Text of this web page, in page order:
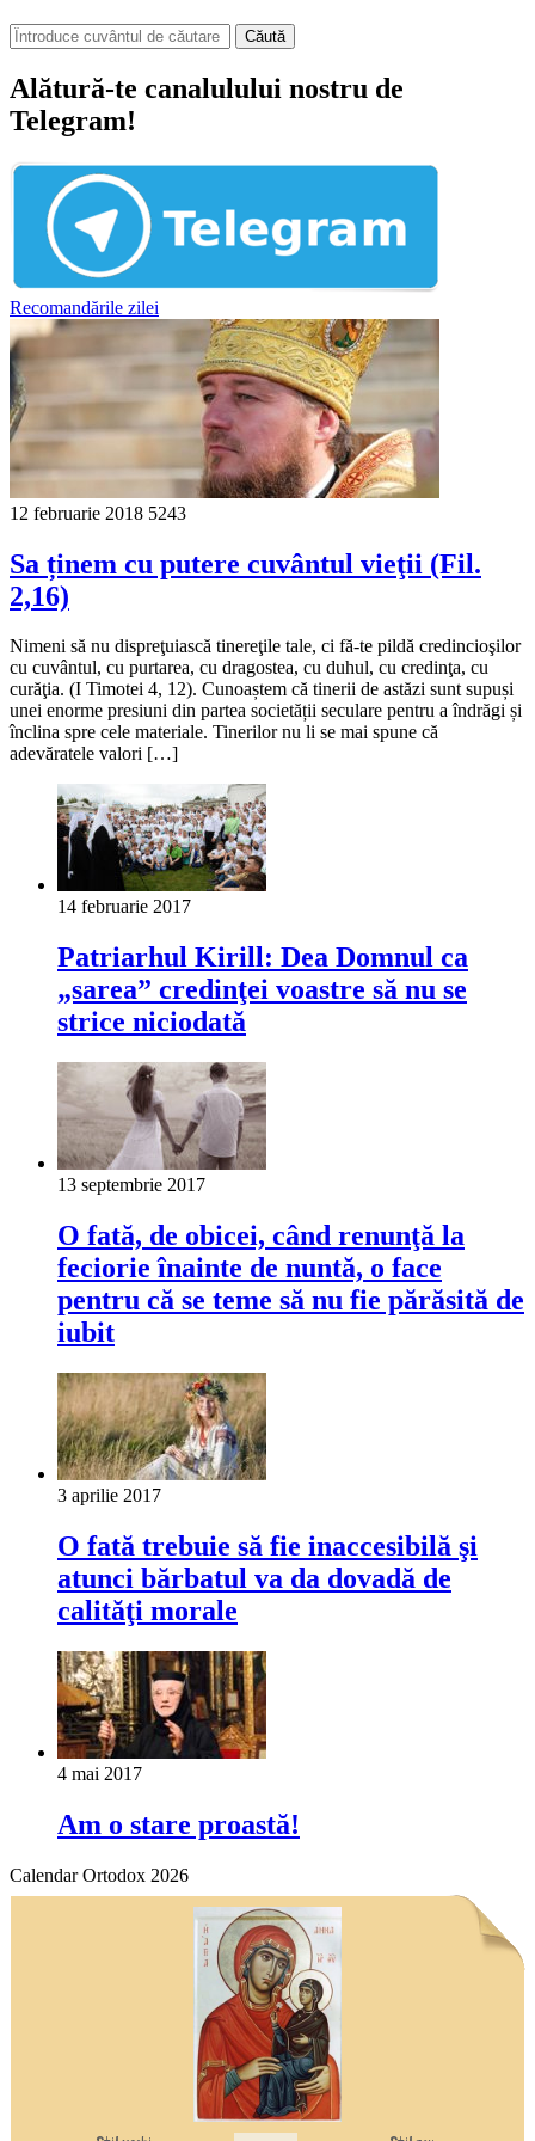
Căută
Alătură-te canalulului nostru de
Telegram!
Recomandările zilei
12 februarie 2018 5243
Sa ținem cu putere cuvântul vieţii (Fil.
2,16)
Nimeni să nu dispreţuiască tinereţile tale, ci fă-te pildă credincioşilor
cu cuvântul, cu purtarea, cu dragostea, cu duhul, cu credinţa, cu
curăţia. (I Timotei 4, 12). Cunoaștem că tinerii de astăzi sunt supuși
unei enorme presiuni din partea societății seculare pentru a îndrăgi și
înclina spre cele materiale. Tinerilor nu li se mai spune că
adevăratele valori […]
14 februarie 2017
Patriarhul Kirill: Dea Domnul ca
„sarea” credinţei voastre să nu se
strice niciodată
13 septembrie 2017
O fată, de obicei, când renunţă la
feciorie înainte de nuntă, o face
pentru că se teme să nu fie părăsită de
iubit
3 aprilie 2017
O fată trebuie să fie inaccesibilă şi
atunci bărbatul va da dovadă de
calităţi morale
4 mai 2017
Am o stare proastă!
Calendar Ortodox 2026